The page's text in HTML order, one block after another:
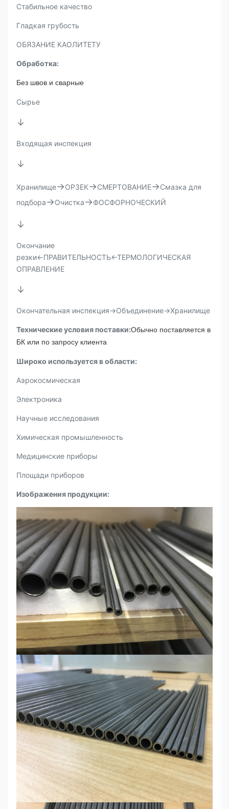
Стабильное качество
Гладкая грубость
ОБЯЗАНИЕ КАОЛИТЕТУ
Обработка:
Без швов и сварные
Сырье
↓
Входящая инспекция
↓
Хранилище→ОРЗЕК→СМЕРТОВАНИЕ→Смазка для
подбора→Очистка→ФОСФОРНОЧЕСКИЙ
↓
Окончание
резки←ПРАВИТЕЛЬНОСТЬ←ТЕРМОЛОГИЧЕСКАЯ
ОПРАВЛЕНИЕ
↓
Окончательная инспекция→Объединение→Хранилище
Технические условия поставки:Обычно поставляется в
БК или по запросу клиента
Широко используется в области:
Аэрокосмическая
Электроника
Научные исследования
Химическая промышленность
Медицинские приборы
Площади приборов
Изображения продукции: